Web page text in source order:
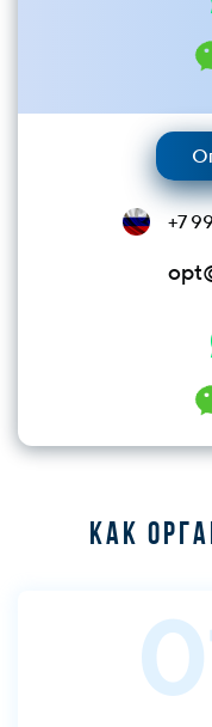
+7
Как